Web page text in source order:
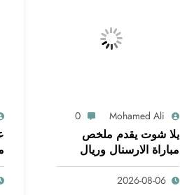
Mohamed Ali
0
يلا شوت يقدم ملخص
مباراة الارسنال وريال
بيتيس 1
2026-08-06